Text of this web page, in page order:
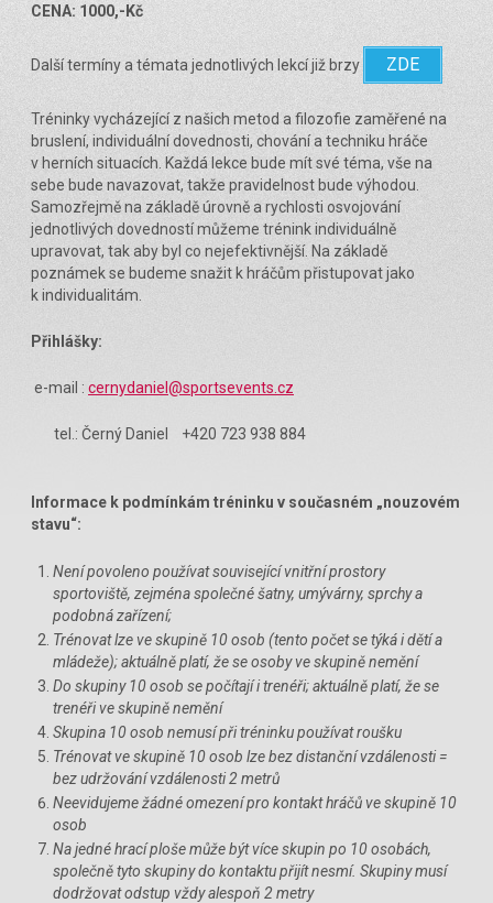
CENA: 1000,-Kč
Další termíny a témata jednotlivých lekcí již brzy ZDE
Tréninky vycházející z našich metod a filozofie zaměřené na
bruslení, individuální dovednosti, chování a techniku hráče
v herních situacích. Každá lekce bude mít své téma, vše na
sebe bude navazovat, takže pravidelnost bude výhodou.
Samozřejmě na základě úrovně a rychlosti osvojování
jednotlivých dovedností můžeme trénink individuálně
upravovat, tak aby byl co nejefektivnější. Na základě
poznámek se budeme snažit k hráčům přistupovat jako
k individualitám.
Přihlášky:
e-mail : cernydaniel@sportsevents.cz
tel.: Černý Daniel +420 723 938 884
Informace k podmínkám tréninku v současném „nouzovém
stavu“:
Není povoleno používat související vnitřní prostory
sportoviště, zejména společné šatny, umývárny, sprchy a
podobná zařízení;
Trénovat lze ve skupině 10 osob (tento počet se týká i dětí a
mládeže); aktuálně platí, že se osoby ve skupině nemění
Do skupiny 10 osob se počítají i trenéři; aktuálně platí, že se
trenéři ve skupině nemění
Skupina 10 osob nemusí při tréninku používat roušku
Trénovat ve skupině 10 osob lze bez distanční vzdálenosti =
bez udržování vzdálenosti 2 metrů
Neevidujeme žádné omezení pro kontakt hráčů ve skupině 10
osob
Na jedné hrací ploše může být více skupin po 10 osobách,
společně tyto skupiny do kontaktu přijít nesmí. Skupiny musí
dodržovat odstup vždy alespoň 2 metry